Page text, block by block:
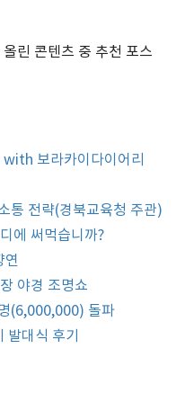
린 콘텐츠 중 추천 포스
보라카이다이어리
통 전략(경북교육청 주관)
에 써먹습니까?
연
야경 조명쇼
(6,000,000) 돌파
발대식 후기